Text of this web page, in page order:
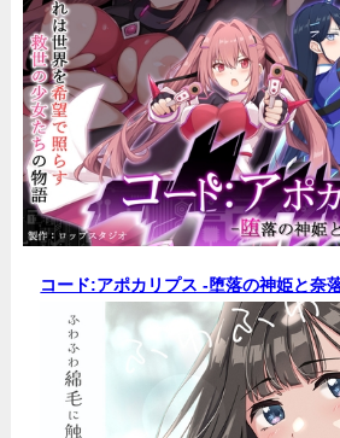
コード:アポカリプス -堕落の神姫と奈